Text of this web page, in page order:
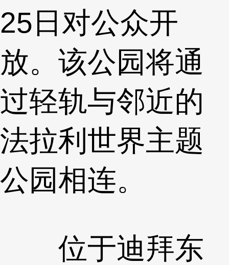
25日对公众开
放。该公园将通
过轻轨与邻近的
法拉利世界主题
公园相连。
位于迪拜东